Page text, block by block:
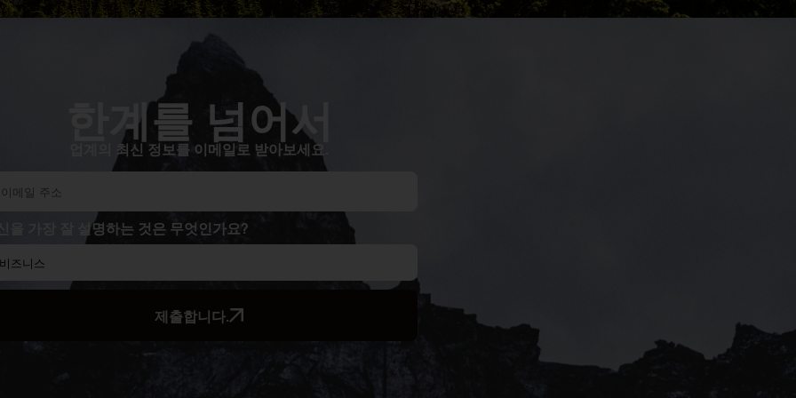
한계를 넘어서
업계의 최신 정보를 이메일로 받아보세요.
을 가장 잘 설명하는 것은 무엇인가요?
제출합니다.